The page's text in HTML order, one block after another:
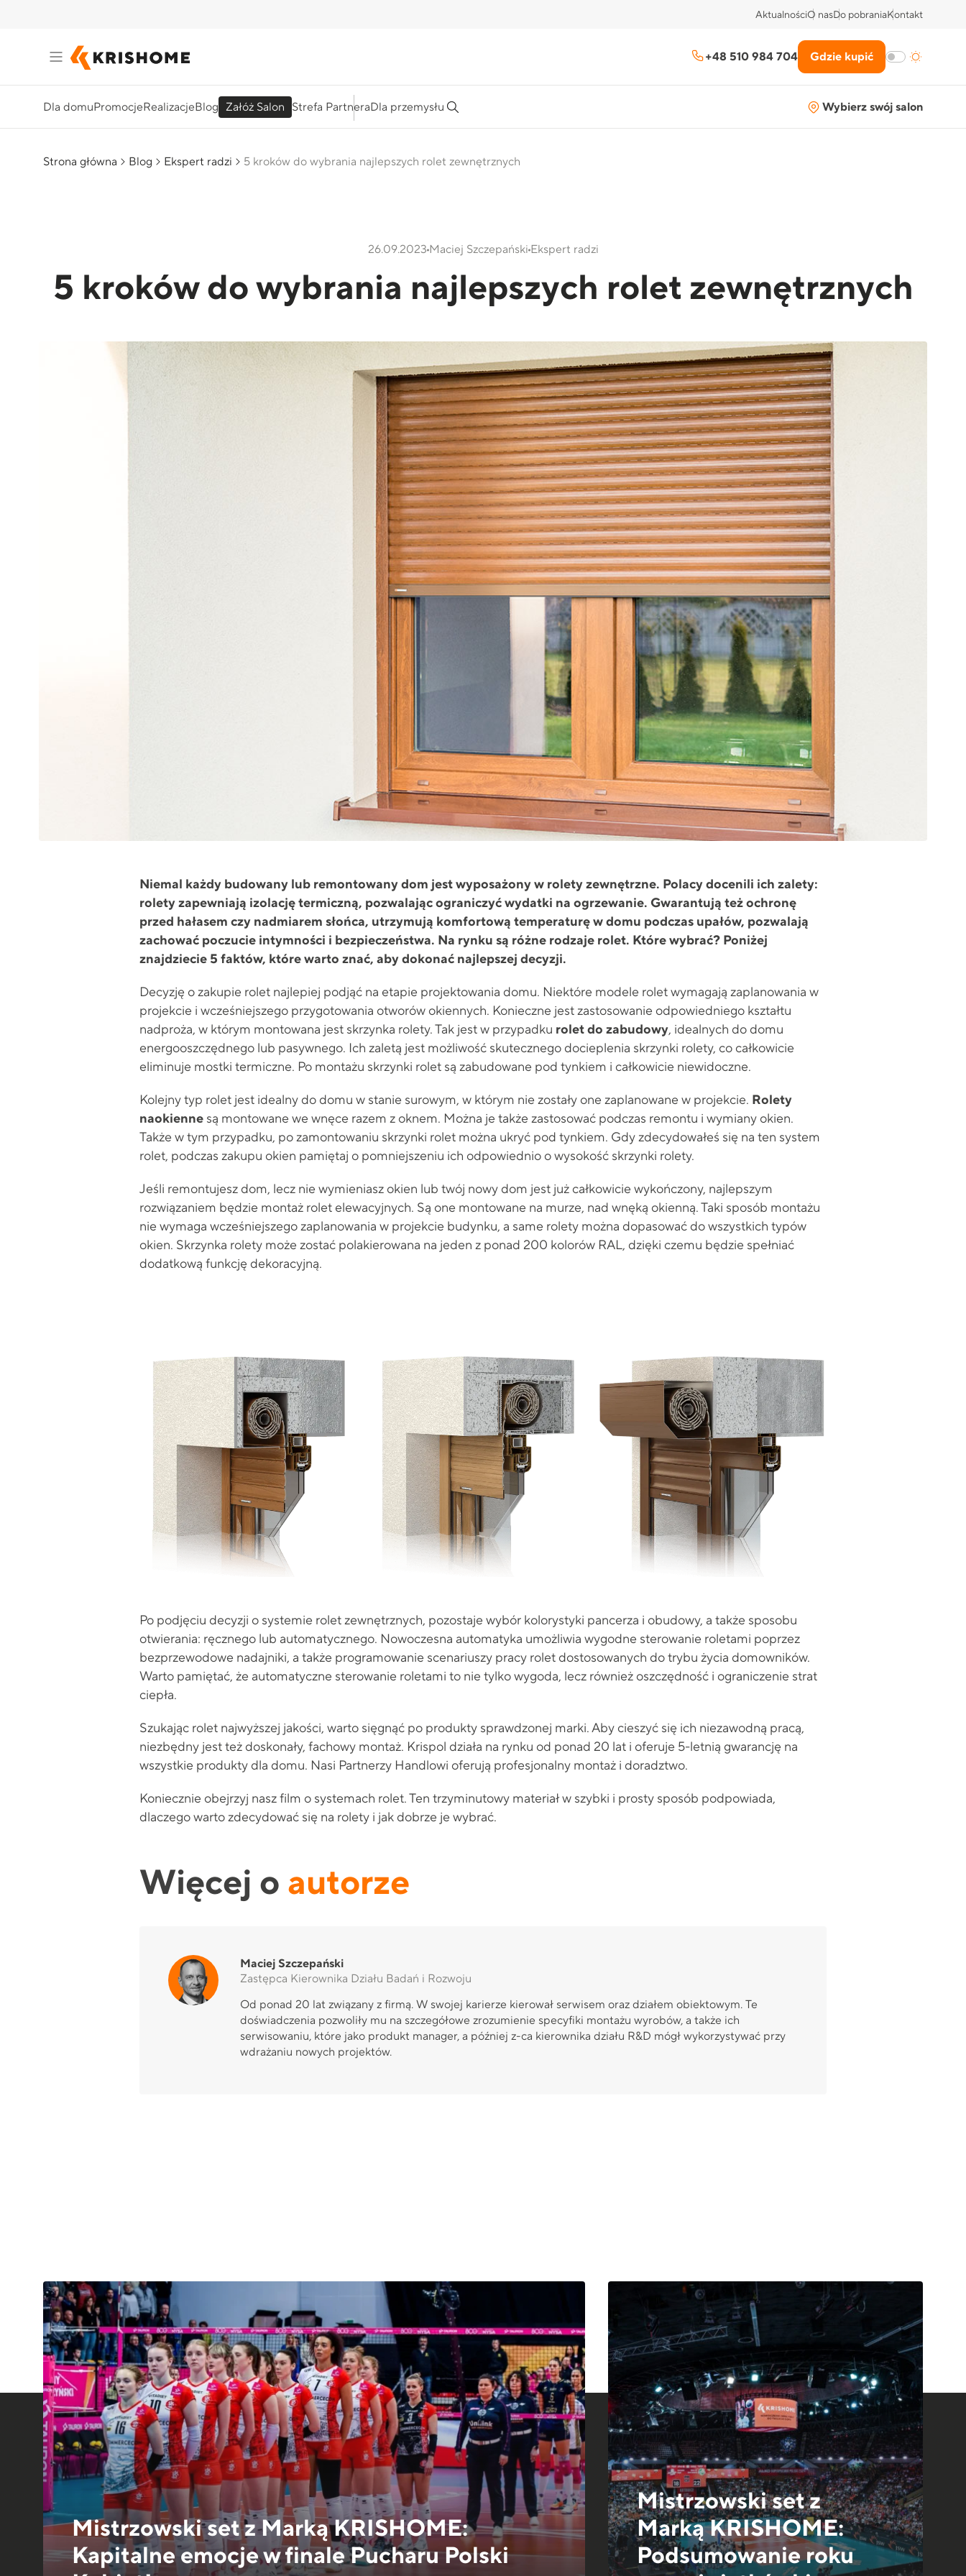
AktualnościO nasDo pobraniaKontakt
+48 510 984 704 Gdzie kupić
Dla domuPromocjeRealizacjeBlog Załóż Salon Strefa PartneraDla przemysłu Wybierz swój salon
Strona główna Blog Ekspert radzi 5 kroków do wybrania najlepszych rolet zewnętrznych
26.09.2023Maciej SzczepańskiEkspert radzi
5 kroków do wybrania najlepszych rolet zewnętrznych
Niemal każdy budowany lub remontowany dom jest wyposażony w rolety zewnętrzne. Polacy docenili ich zalety:
rolety zapewniają izolację termiczną, pozwalając ograniczyć wydatki na ogrzewanie. Gwarantują też ochronę
przed hałasem czy nadmiarem słońca, utrzymują komfortową temperaturę w domu podczas upałów, pozwalają
zachować poczucie intymności i bezpieczeństwa. Na rynku są różne rodzaje rolet. Które wybrać? Poniżej
znajdziecie 5 faktów, które warto znać, aby dokonać najlepszej decyzji.
Decyzję o zakupie rolet najlepiej podjąć na etapie projektowania domu. Niektóre modele rolet wymagają zaplanowania w
projekcie i wcześniejszego przygotowania otworów okiennych. Konieczne jest zastosowanie odpowiedniego kształtu
nadproża, w którym montowana jest skrzynka rolety. Tak jest w przypadku rolet do zabudowy, idealnych do domu
energooszczędnego lub pasywnego. Ich zaletą jest możliwość skutecznego docieplenia skrzynki rolety, co całkowicie
eliminuje mostki termiczne. Po montażu skrzynki rolet są zabudowane pod tynkiem i całkowicie niewidoczne.
Kolejny typ rolet jest idealny do domu w stanie surowym, w którym nie zostały one zaplanowane w projekcie. Rolety
naokienne są montowane we wnęce razem z oknem. Można je także zastosować podczas remontu i wymiany okien.
Także w tym przypadku, po zamontowaniu skrzynki rolet można ukryć pod tynkiem. Gdy zdecydowałeś się na ten system
rolet, podczas zakupu okien pamiętaj o pomniejszeniu ich odpowiednio o wysokość skrzynki rolety.
Jeśli remontujesz dom, lecz nie wymieniasz okien lub twój nowy dom jest już całkowicie wykończony, najlepszym
rozwiązaniem będzie montaż rolet elewacyjnych. Są one montowane na murze, nad wnęką okienną. Taki sposób montażu
nie wymaga wcześniejszego zaplanowania w projekcie budynku, a same rolety można dopasować do wszystkich typów
okien. Skrzynka rolety może zostać polakierowana na jeden z ponad 200 kolorów RAL, dzięki czemu będzie spełniać
dodatkową funkcję dekoracyjną.
Po podjęciu decyzji o systemie rolet zewnętrznych, pozostaje wybór kolorystyki pancerza i obudowy, a także sposobu
otwierania: ręcznego lub automatycznego. Nowoczesna automatyka umożliwia wygodne sterowanie roletami poprzez
bezprzewodowe nadajniki, a także programowanie scenariuszy pracy rolet dostosowanych do trybu życia domowników.
Warto pamiętać, że automatyczne sterowanie roletami to nie tylko wygoda, lecz również oszczędność i ograniczenie strat
ciepła.
Szukając rolet najwyższej jakości, warto sięgnąć po produkty sprawdzonej marki. Aby cieszyć się ich niezawodną pracą,
niezbędny jest też doskonały, fachowy montaż. Krispol działa na rynku od ponad 20 lat i oferuje 5-letnią gwarancję na
wszystkie produkty dla domu. Nasi Partnerzy Handlowi oferują profesjonalny montaż i doradztwo.
Koniecznie obejrzyj nasz film o systemach rolet. Ten trzyminutowy materiał w szybki i prosty sposób podpowiada,
dlaczego warto zdecydować się na rolety i jak dobrze je wybrać.
Więcej o autorze
Maciej Szczepański
Zastępca Kierownika Działu Badań i Rozwoju
Od ponad 20 lat związany z firmą. W swojej karierze kierował serwisem oraz działem obiektowym. Te
doświadczenia pozwoliły mu na szczegółowe zrozumienie specyfiki montażu wyrobów, a także ich
serwisowaniu, które jako produkt manager, a później z-ca kierownika działu R&D mógł wykorzystywać przy
wdrażaniu nowych projektów.
Mistrzowski set z Marką KRISHOME:
Kapitalne emocje w finale Pucharu Polski
Mistrzowski set z
Marką KRISHOME:
Podsumowanie roku